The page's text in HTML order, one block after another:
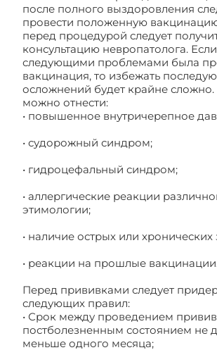
после полного выздоровления
провести положенную
перед процедурой следует
консультацию невропатолога.
следующими проблемами была
вакцинация, то избежать
осложнений будет крайне
можно отнести:
• повышенное внутричерепное
• судорожный синдром;
• гидроцефальный синдром;
• аллергические реакции
этимологии;
• наличие острых или
• реакции на прошлые
Перед прививками следует
следующих правил:
• Срок между проведением
постболезненным состоянием не
меньше одного месяца;